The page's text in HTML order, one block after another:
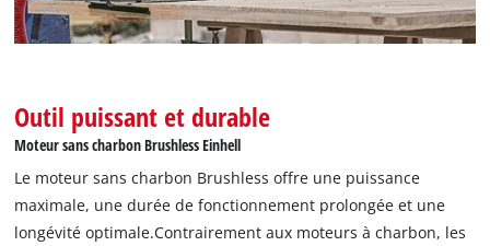
Nous avons besoin de votre accord pour
pouvoir charger Google Maps !
This content is not permitted to load due
to trackers that are not disclosed to the
visitor. The website owner needs to setup
Outil puissant et durable
Moteur sans charbon Brushless Einhell
Le moteur sans charbon Brushless offre une puissance
maximale, une durée de fonctionnement prolongée et une
longévité optimale.Contrairement aux moteurs à charbon, les